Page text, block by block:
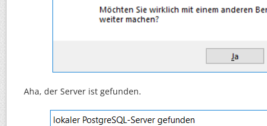
Aha, der Server ist gefunden.